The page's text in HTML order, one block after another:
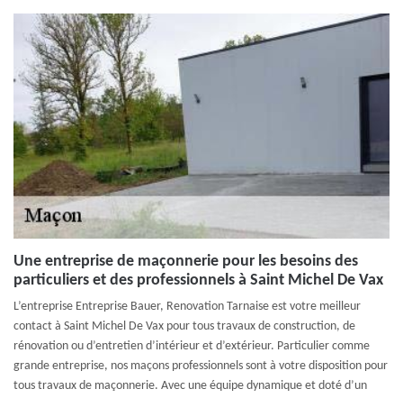
Une entreprise de maçonnerie pour les besoins des
particuliers et des professionnels à Saint Michel De Vax
L’entreprise Entreprise Bauer, Renovation Tarnaise est votre meilleur
contact à Saint Michel De Vax pour tous travaux de construction, de
rénovation ou d’entretien d’intérieur et d’extérieur. Particulier comme
grande entreprise, nos maçons professionnels sont à votre disposition pour
tous travaux de maçonnerie. Avec une équipe dynamique et doté d’un